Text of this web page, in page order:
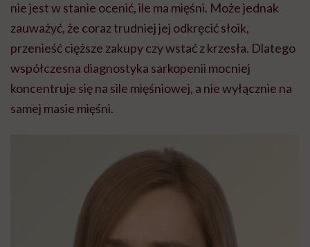
nie jest w stanie ocenić, ile ma mięśni. Może jednak
zauważyć, że coraz trudniej jej odkręcić słoik,
przenieść cięższe zakupy czy wstać z krzesła. Dlatego
współczesna diagnostyka sarkopenii mocniej
koncentruje się na sile mięśniowej, a nie wyłącznie na
samej masie mięśni.